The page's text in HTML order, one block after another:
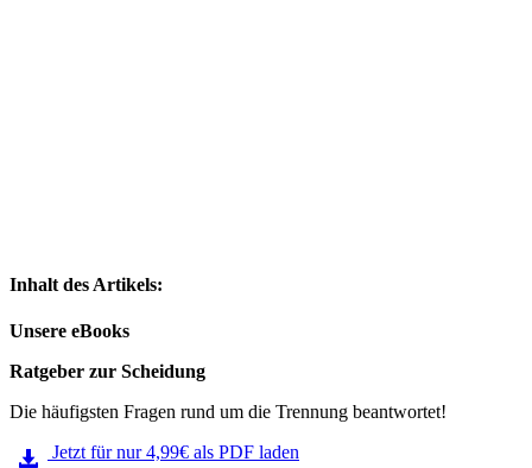
Inhalt des Artikels:
Unsere eBooks
Ratgeber zur Scheidung
Die häufigsten Fragen rund um die Trennung beantwortet!
Jetzt für nur 4,99€ als PDF laden